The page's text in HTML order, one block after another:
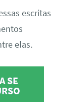
escritas
elas.
SE